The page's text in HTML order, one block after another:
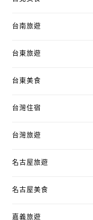
台南旅遊
台東旅遊
台東美食
台灣住宿
台灣旅遊
名古屋旅遊
名古屋美食
嘉義旅遊